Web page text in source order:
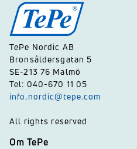
TePe Nordic AB
Bronsåldersgatan 5
SE-213 76 Malmö
Tel: 040-670 11 05
info.nordic@tepe.com
All rights reserved
Om TePe